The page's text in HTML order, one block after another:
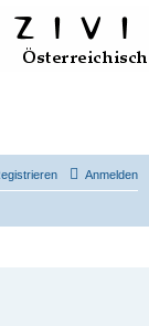
Anmelden